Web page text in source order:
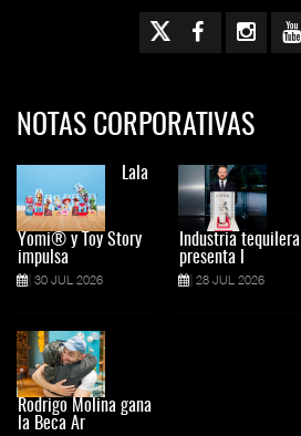
NOTAS CORPORATIVAS
Lala
Yomi® y Toy Story
impulsa
30 JUL 2026
Rodrigo Molina gana
la Beca Ar
Industria tequilera
presenta l
28 JUL 2026